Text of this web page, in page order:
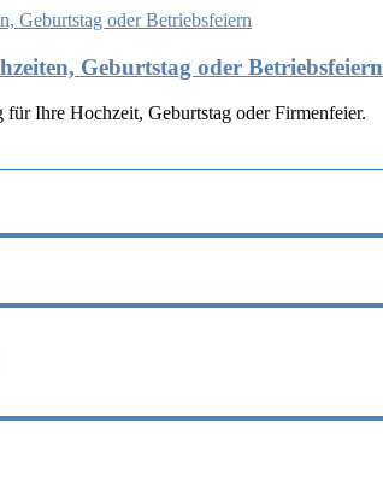
Geburtstag oder Betriebsfeiern
Ihre Hochzeit, Geburtstag oder Firmenfeier.